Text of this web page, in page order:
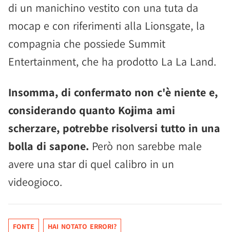
di un manichino vestito con una tuta da
mocap e con riferimenti alla Lionsgate, la
compagnia che possiede Summit
Entertainment, che ha prodotto La La Land.
Insomma, di confermato non c'è niente e,
considerando quanto Kojima ami
scherzare, potrebbe risolversi tutto in una
bolla di sapone. Però non sarebbe male
avere una star di quel calibro in un
videogioco.
FONTE HAI NOTATO ERRORI?